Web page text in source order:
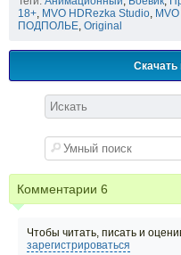
18+, MVO HDRezka Studio,
ПОДПОЛЬЕ, Original
Комментарии 6
Чтобы читать, писать и
зарегистрироваться